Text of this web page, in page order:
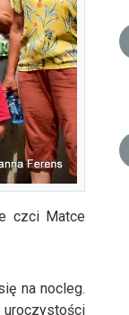
czci Matce
na nocleg.